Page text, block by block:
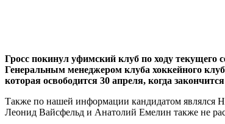
Гросс покинул уфимский клуб по ходу текущего
Генеральным менеджером клуба хоккейного
которая освободится 30 апреля, когда
Также по нашей информации кандидатом являлся
Леонид Вайсфельд и Анатолий Емелин также не